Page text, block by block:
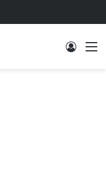
Log In